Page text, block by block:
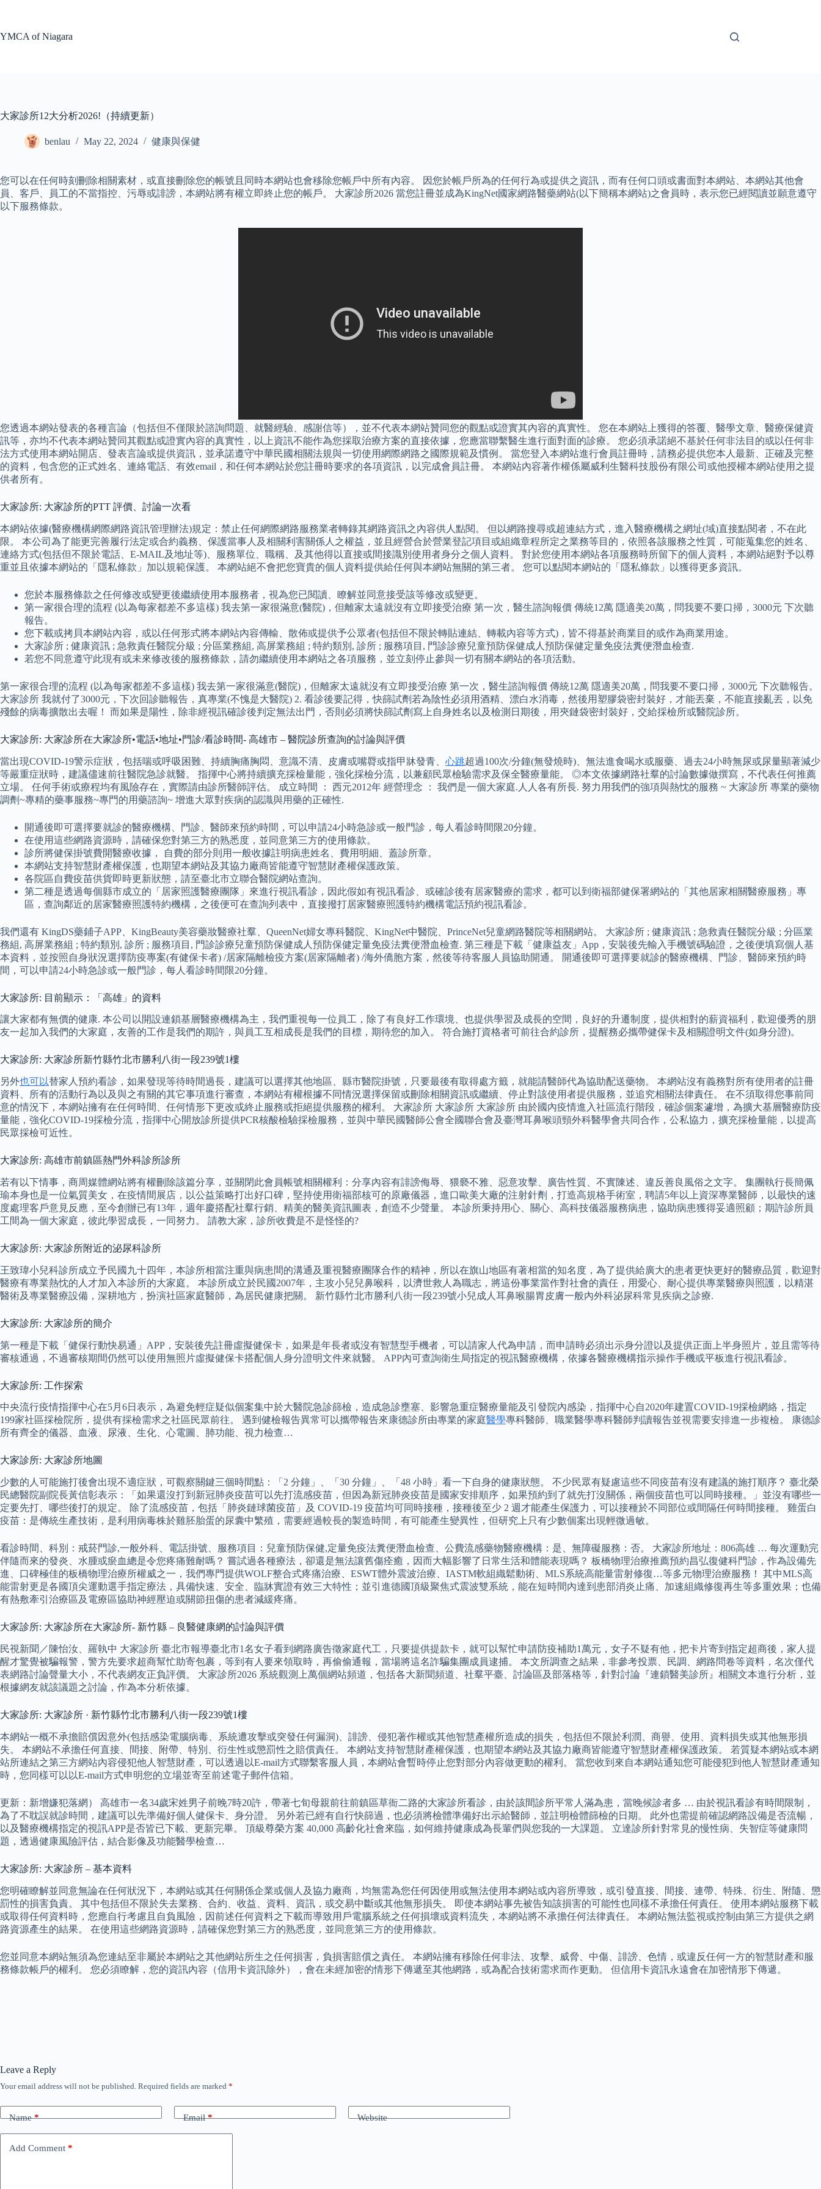
YMCA of Niagara
大家診所12大分析2026!（持續更新）
benlau May 22, 2024 健康與保健
您可以在任何時刻刪除相關素材，或直接刪除您的帳號且同時本網站也會移除您帳戶中所有內容。 因您於帳戶所為的任何行為或提供之資訊，而有任何口頭或書面對本網站、本網站其他會
員、客戶、員工的不當指控、污辱或誹謗，本網站將有權立即終止您的帳戶。 大家診所2026 當您註冊並成為KingNet國家網路醫藥網站(以下簡稱本網站)之會員時，表示您已經閱讀並願意遵守
以下服務條款。
您透過本網站發表的各種言論（包括但不僅限於諮詢問題、就醫經驗、感謝信等），並不代表本網站贊同您的觀點或證實其內容的真實性。 您在本網站上獲得的答覆、醫學文章、醫療保健資
訊等，亦均不代表本網站贊同其觀點或證實內容的真實性，以上資訊不能作為您採取治療方案的直接依據，您應當聯繫醫生進行面對面的診療。 您必須承諾絕不基於任何非法目的或以任何非
法方式使用本網站開店、發表言論或提供資訊，並承諾遵守中華民國相關法規與一切使用網際網路之國際規範及慣例。 當您登入本網站進行會員註冊時，請務必提供您本人最新、正確及完整
的資料，包含您的正式姓名、連絡電話、有效email，和任何本網站於您註冊時要求的各項資訊，以完成會員註冊。 本網站內容著作權係屬威利生醫科技股份有限公司或他授權本網站使用之提
供者所有。
大家診所: 大家診所的PTT 評價、討論一次看
本網站依據(醫療機構網際網路資訊管理辦法)規定：禁止任何網際網路服務業者轉錄其網路資訊之內容供人點閱。 但以網路搜尋或超連結方式，進入醫療機構之網址(域)直接點閱者，不在此
限。 本公司為了能更完善履行法定或合約義務、保護當事人及相關利害關係人之權益，並且經營合於營業登記項目或組織章程所定之業務等目的，依照各該服務之性質，可能蒐集您的姓名、
連絡方式(包括但不限於電話、E-MAIL及地址等)、服務單位、職稱、及其他得以直接或間接識別使用者身分之個人資料。 對於您使用本網站各項服務時所留下的個人資料，本網站絕對予以尊
重並且依據本網站的「隱私條款」加以規範保護。 本網站絕不會把您寶貴的個人資料提供給任何與本網站無關的第三者。 您可以點閱本網站的「隱私條款」以獲得更多資訊。
您於本服務條款之任何修改或變更後繼續使用本服務者，視為您已閱讀、瞭解並同意接受該等修改或變更。
第一家很合理的流程 (以為每家都差不多這樣) 我去第一家很滿意(醫院)，但離家太遠就沒有立即接受治療 第一次，醫生諮詢報價 傳統12萬 隱適美20萬，問我要不要口掃，3000元 下次聽
報告。
您下載或拷貝本網站內容，或以任何形式將本網站內容傳輸、散佈或提供予公眾者(包括但不限於轉貼連結、轉載內容等方式)，皆不得基於商業目的或作為商業用途。
大家診所 ; 健康資訊 ; 急救責任醫院分級 ; 分區業務組, 高屏業務組 ; 特約類別, 診所 ; 服務項目, 門診診療兒童預防保健成人預防保健定量免疫法糞便潛血檢查.
若您不同意遵守此現有或未來修改後的服務條款，請勿繼續使用本網站之各項服務，並立刻停止參與一切有關本網站的各項活動。
第一家很合理的流程 (以為每家都差不多這樣) 我去第一家很滿意(醫院)，但離家太遠就沒有立即接受治療 第一次，醫生諮詢報價 傳統12萬 隱適美20萬，問我要不要口掃，3000元 下次聽報告。
大家診所 我就付了3000元，下次回診聽報告，真專業(不愧是大醫院) 2. 看診後要記得，快篩試劑若為陰性必須用酒精、漂白水消毒，然後用塑膠袋密封裝好，才能丟棄，不能直接亂丟，以免
殘餘的病毒擴散出去喔！ 而如果是陽性，除非經視訊確診後判定無法出門，否則必須將快篩試劑寫上自身姓名以及檢測日期後，用夾鏈袋密封裝好，交給採檢所或醫院診所。
大家診所: 大家診所在大家診所•電話•地址•門診/看診時間- 高雄市 – 醫院診所查詢的討論與評價
當出現COVID-19警示症狀，包括喘或呼吸困難、持續胸痛胸悶、意識不清、皮膚或嘴脣或指甲牀發青、 心跳超過100次/分鐘(無發燒時)、無法進食喝水或服藥、過去24小時無尿或尿量顯著減少
等嚴重症狀時，建議儘速前往醫院急診就醫。 指揮中心將持續擴充採檢量能，強化採檢分流，以兼顧民眾檢驗需求及保全醫療量能。 ◎本文依據網路社羣的討論數據做撰寫，不代表任何推薦
立場。 任何手術或療程均有風險存在，實際請由診所醫師評估。 成立時間 ： 西元2012年 經營理念 ： 我們是一個大家庭.人人各有所長. 努力用我們的強項與熱忱的服務 ~ 大家診所 專業的藥物
調劑~專精的藥事服務~專門的用藥諮詢~ 增進大眾對疾病的認識與用藥的正確性.
開通後即可選擇要就診的醫療機構、門診、醫師來預約時間，可以申請24小時急診或一般門診，每人看診時間限20分鐘。
在使用這些網路資源時，請確保您對第三方的熟悉度，並同意第三方的使用條款。
診所將健保掛號費開醫療收據， 自費的部分則用一般收據註明病患姓名、費用明細、蓋診所章。
本網站支持智慧財產權保護，也期望本網站及其協力廠商皆能遵守智慧財產權保護政策。
各院區自費疫苗供貨即時更新狀態，請至臺北市立聯合醫院網站查詢。
第二種是透過每個縣市成立的「居家照護醫療團隊」來進行視訊看診，因此假如有視訊看診、或確診後有居家醫療的需求，都可以到衛福部健保署網站的「其他居家相關醫療服務」專
區，查詢鄰近的居家醫療照護特約機構，之後便可在查詢列表中，直接撥打居家醫療照護特約機構電話預約視訊看診。
我們還有 KingDS藥鋪子APP、KingBeauty美容藥妝醫療社羣、QueenNet婦女專科醫院、KingNet中醫院、PrinceNet兒童網路醫院等相關網站。 大家診所 ; 健康資訊 ; 急救責任醫院分級 ; 分區業
務組, 高屏業務組 ; 特約類別, 診所 ; 服務項目, 門診診療兒童預防保健成人預防保健定量免疫法糞便潛血檢查. 第三種是下載「健康益友」App，安裝後先輸入手機號碼驗證，之後便填寫個人基
本資料，並按照自身狀況選擇防疫專案(有健保卡者) /居家隔離檢疫方案(居家隔離者) /海外僑胞方案，然後等待客服人員協助開通。 開通後即可選擇要就診的醫療機構、門診、醫師來預約時
間，可以申請24小時急診或一般門診，每人看診時間限20分鐘。
大家診所: 目前顯示：「高雄」的資料
讓大家都有無價的健康. 本公司以開設連鎖基層醫療機構為主，我們重視每一位員工，除了有良好工作環境、也提供學習及成長的空間，良好的升遷制度，提供相對的薪資福利，歡迎優秀的朋
友一起加入我們的大家庭，友善的工作是我們的期許，與員工互相成長是我們的目標，期待您的加入。 符合施打資格者可前往合約診所，提醒務必攜帶健保卡及相關證明文件(如身分證)。
大家診所: 大家診所新竹縣竹北市勝利八街一段239號1樓
另外也可以替家人預約看診，如果發現等待時間過長，建議可以選擇其他地區、縣市醫院掛號，只要最後有取得處方籤，就能請醫師代為協助配送藥物。 本網站沒有義務對所有使用者的註冊
資料、所有的活動行為以及與之有關的其它事項進行審查，本網站有權根據不同情況選擇保留或刪除相關資訊或繼續、停止對該使用者提供服務，並追究相關法律責任。 在不須取得您事前同
意的情況下，本網站擁有在任何時間、任何情形下更改或終止服務或拒絕提供服務的權利。 大家診所 大家診所 大家診所 由於國內疫情進入社區流行階段，確診個案遽增，為擴大基層醫療防疫
量能，強化COVID-19採檢分流，指揮中心開放診所提供PCR核酸檢驗採檢服務，並與中華民國醫師公會全國聯合會及臺灣耳鼻喉頭頸外科醫學會共同合作，公私協力，擴充採檢量能，以提高
民眾採檢可近性。
大家診所: 高雄市前鎮區熱門外科診所診所
若有以下情事，商周媒體網站將有權刪除該篇分享，並關閉此會員帳號相關權利：分享內容有誹謗侮辱、猥褻不雅、惡意攻擊、廣告性質、不實陳述、違反善良風俗之文字。 集團執行長簡佩
瑜本身也是一位氣質美女，在疫情間展店，以公益策略打出好口碑，堅持使用衛福部核可的原廠儀器，進口歐美大廠的注射針劑，打造高規格手術室，聘請5年以上資深專業醫師，以最快的速
度處理客戶意見反應，至今創辦已有13年，週年慶搭配社羣行銷、精美的醫美資訊圖表，創造不少聲量。 本診所秉持用心、關心、高科技儀器服務病患，協助病患獲得妥適照顧；期許診所員
工間為一個大家庭，彼此學習成長，一同努力。 請教大家，診所收費是不是怪怪的?
大家診所: 大家診所附近的泌尿科診所
王致瑋小兒科診所成立予民國九十四年，本診所相當注重與病患間的溝通及重視醫療團隊合作的精神，所以在旗山地區有著相當的知名度，為了提供給廣大的患者更快更好的醫療品質，歡迎對
醫療有專業熱忱的人才加入本診所的大家庭。 本診所成立於民國2007年，主攻小兒兒鼻喉科，以濟世救人為職志，將這份事業當作對社會的責任，用愛心、耐心提供專業醫療與照護，以精湛
醫術及專業醫療設備，深耕地方，扮演社區家庭醫師，為居民健康把關。 新竹縣竹北市勝利八街一段239號小兒成人耳鼻喉腸胃皮膚一般內外科泌尿科常見疾病之診療.
大家診所: 大家診所的簡介
第一種是下載「健保行動快易通」APP，安裝後先註冊虛擬健保卡，如果是年長者或沒有智慧型手機者，可以請家人代為申請，而申請時必須出示身分證以及提供正面上半身照片，並且需等待
審核通過，不過審核期間仍然可以使用無照片虛擬健保卡搭配個人身分證明文件來就醫。 APP內可查詢衛生局指定的視訊醫療機構，依據各醫療機構指示操作手機或平板進行視訊看診。
大家診所: 工作探索
中央流行疫情指揮中心在5月6日表示，為避免輕症疑似個案集中於大醫院急診篩檢，造成急診壅塞、影響急重症醫療量能及引發院內感染，指揮中心自2020年建置COVID-19採檢網絡，指定
199家社區採檢院所，提供有採檢需求之社區民眾前往。 遇到健檢報告異常可以攜帶報告來康德診所由專業的家庭醫學專科醫師、職業醫學專科醫師判讀報告並視需要安排進一步複檢。 康德診
所有齊全的儀器、血液、尿液、生化、心電圖、肺功能、視力檢查…
大家診所: 大家診所地圖
少數的人可能施打後會出現不適症狀，可觀察關鍵三個時間點：「2 分鐘」、「30 分鐘」、「48 小時」看一下自身的健康狀態。 不少民眾有疑慮這些不同疫苗有沒有建議的施打順序？ 臺北榮
民總醫院副院長黃信彰表示：「如果還沒打到新冠肺炎疫苗可以先打流感疫苗，但因為新冠肺炎疫苗是國家安排順序，如果預約到了就先打沒關係，兩個疫苗也可以同時接種。」並沒有哪些一
定要先打、哪些後打的規定。 除了流感疫苗，包括「肺炎鏈球菌疫苗」及 COVID-19 疫苗均可同時接種，接種後至少 2 週才能產生保護力，可以接種於不同部位或間隔任何時間接種。 雞蛋白
疫苗：是傳統生產技術，是利用病毒株於雞胚胎蛋的尿囊中繁殖，需要經過較長的製造時間，有可能產生變異性，但研究上只有少數個案出現輕微過敏。
看診時間、科別：戒菸門診,一般外科、電話掛號、服務項目：兒童預防保健,定量免疫法糞便潛血檢查、公費流感藥物醫療機構：是、無障礙服務：否。 大家診所地址：806高雄 … 每次運動完
伴隨而來的發炎、水腫或瘀血總是令您疼痛難耐嗎？ 嘗試過各種療法，卻還是無法讓舊傷痊癒，因而大幅影響了日常生活和體能表現嗎？ 板橋物理治療推薦預約昌弘復健科門診，作為設備先
進、口碑極佳的板橋物理治療所權威之一，我們專門提供WOLF整合式疼痛治療、ESWT體外震波治療、IASTM軟組織鬆動術、MLS系統高能量雷射修復…等多元物理治療服務！ 其中MLS高
能雷射更是各國頂尖運動選手指定療法，具備快速、安全、臨牀實證有效三大特性；並引進德國頂級聚焦式震波雙系統，能在短時間內達到患部消炎止痛、加速組織修復再生等多重效果；也備
有熱敷牽引治療區及電療區協助神經壓迫或關節扭傷的患者減緩疼痛。
大家診所: 大家診所在大家診所- 新竹縣 – 良醫健康網的討論與評價
民視新聞／陳怡汝、羅執中 大家診所 臺北市報導臺北市1名女子看到網路廣告徵家庭代工，只要提供提款卡，就可以幫忙申請防疫補助1萬元，女子不疑有他，把卡片寄到指定超商後，家人提
醒才驚覺被騙報警，警方先要求超商幫忙助寄包裹，等到有人要來領取時，再偷偷通報，當場將這名詐騙集團成員逮捕。 本文所調查之結果，非參考投票、民調、網路問卷等資料，名次僅代
表網路討論聲量大小，不代表網友正負評價。 大家診所2026 系統觀測上萬個網站頻道，包括各大新聞頻道、社羣平臺、討論區及部落格等，針對討論『連鎖醫美診所』相關文本進行分析，並
根據網友就該議題之討論，作為本分析依據。
大家診所: 大家診所 · 新竹縣竹北市勝利八街一段239號1樓
本網站一概不承擔賠償因意外(包括感染電腦病毒、系統遭攻擊或突發任何漏洞)、誹謗、侵犯著作權或其他智慧產權所造成的損失，包括但不限於利潤、商譽、使用、資料損失或其他無形損
失。 本網站不承擔任何直接、間接、附帶、特別、衍生性或懲罰性之賠償責任。 本網站支持智慧財產權保護，也期望本網站及其協力廠商皆能遵守智慧財產權保護政策。 若質疑本網站或本網
站所連結之第三方網站內容侵犯他人智慧財產，可以透過以E-mail方式聯繫客服人員，本網站會暫時停止您對部分內容做更動的權利。 當您收到來自本網站通知您可能侵犯到他人智慧財產通知
時，您同樣可以以E-mail方式申明您的立場並寄至前述電子郵件信箱。
更新：新增嫌犯落網） 高雄市一名34歲宋姓男子前晚7時20許，帶著七旬母親前往前鎮區草衙二路的大家診所看診，由於該間診所平常人滿為患，當晚候診者多 … 由於視訊看診有時間限制，
為了不耽誤就診時間，建議可以先準備好個人健保卡、身分證。 另外若已經有自行快篩過，也必須將檢體準備好出示給醫師，並註明檢體篩檢的日期。 此外也需提前確認網路設備是否流暢，
以及醫療機構指定的視訊APP是否皆已下載、更新完畢。 頂級尊榮方案 40,000 高齡化社會來臨，如何維持健康成為長輩們與您我的一大課題。 立達診所針對常見的慢性病、失智症等健康問
題，透過健康風險評估，結合影像及功能醫學檢查…
大家診所: 大家診所 – 基本資料
您明確瞭解並同意無論在任何狀況下，本網站或其任何關係企業或個人及協力廠商，均無需為您任何因使用或無法使用本網站或內容所導致，或引發直接、間接、連帶、特殊、衍生、附隨、懲
罰性的損害負責。 其中包括但不限於失去業務、合約、收益、資料、資訊，或交易中斷或其他無形損失。 即使本網站事先被告知該損害的可能性也同樣不承擔任何責任。 使用本網站服務下載
或取得任何資料時，您應自行考慮且自負風險，因前述任何資料之下載而導致用戶電腦系統之任何損壞或資料流失，本網站將不承擔任何法律責任。 本網站無法監視或控制由第三方提供之網
路資源產生的結果。 在使用這些網路資源時，請確保您對第三方的熟悉度，並同意第三方的使用條款。
您並同意本網站無須為您連結至非屬於本網站之其他網站所生之任何損害，負損害賠償之責任。 本網站擁有移除任何非法、攻擊、威脅、中傷、誹謗、色情，或違反任何一方的智慧財產和服
務條款帳戶的權利。 您必須瞭解，您的資訊內容（信用卡資訊除外），會在未經加密的情形下傳遞至其他網路，或為配合技術需求而作更動。 但信用卡資訊永遠會在加密情形下傳遞。
Leave a Reply
Your email address will not be published. Required fields are marked *
Name* Email* Website
Add Comment *